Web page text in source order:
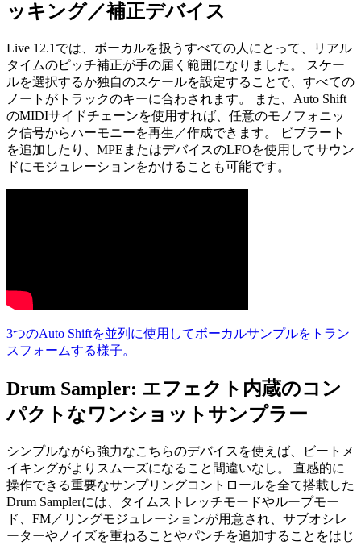
ッキング／補正デバイス
Live 12.1では、ボーカルを扱うすべての人にとって、リアル
タイムのピッチ補正が手の届く範囲になりました。 スケー
ルを選択するか独自のスケールを設定することで、すべての
ノートがトラックのキーに合わされます。 また、Auto Shift
のMIDIサイドチェーンを使用すれば、任意のモノフォニッ
ク信号からハーモニーを再生／作成できます。 ビブラート
を追加したり、MPEまたはデバイスのLFOを使用してサウン
ドにモジュレーションをかけることも可能です。
3つのAuto Shiftを並列に使用してボーカルサンプルをトラン
スフォームする様子。
Drum Sampler: エフェクト内蔵のコン
パクトなワンショットサンプラー
シンプルながら強力なこちらのデバイスを使えば、ビートメ
イキングがよりスムーズになること間違いなし。 直感的に
操作できる重要なサンプリングコントロールを全て搭載した
Drum Samplerには、タイムストレッチモードやループモー
ド、FM／リングモジュレーションが用意され、サブオシレ
ーターやノイズを重ねることやパンチを追加することをはじ